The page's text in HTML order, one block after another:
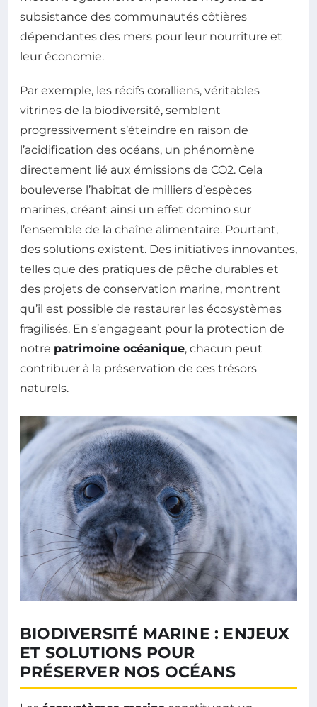
subsistance des communautés côtières
dépendantes des mers pour leur nourriture et
leur économie.
Par exemple, les récifs coralliens, véritables
vitrines de la biodiversité, semblent
progressivement s’éteindre en raison de
l’acidification des océans, un phénomène
directement lié aux émissions de CO2. Cela
bouleverse l’habitat de milliers d’espèces
marines, créant ainsi un effet domino sur
l’ensemble de la chaîne alimentaire. Pourtant,
des solutions existent. Des initiatives innovantes,
telles que des pratiques de pêche durables et
des projets de conservation marine, montrent
qu’il est possible de restaurer les écosystèmes
fragilisés. En s’engageant pour la protection de
notre patrimoine océanique, chacun peut
contribuer à la préservation de ces trésors
naturels.
BIODIVERSITÉ MARINE : ENJEUX
ET SOLUTIONS POUR
PRÉSERVER NOS OCÉANS